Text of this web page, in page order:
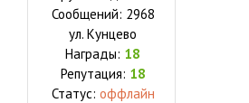
Сообщений: 2968
ул. Кунцево
Награды: 18
Репутация: 18
Статус: оффлайн